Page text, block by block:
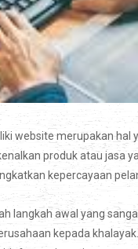
website merupakan
produk atau jasa
kepercayaan
langkah awal yang
kepada